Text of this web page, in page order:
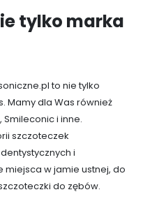
tylko marka
to nie tylko
Mamy dla Was również
i inne.
szczoteczek
i
miejsca w jamie ustnej, do
do zębów.